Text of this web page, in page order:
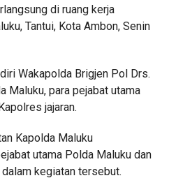
di ruang kerja
Tantui, Kota Ambon, Senin
Wakapolda Brigjen Pol Drs.
Maluku, para pejabat utama
jajaran.
Kapolda Maluku
utama Polda Maluku dan
kegiatan tersebut.